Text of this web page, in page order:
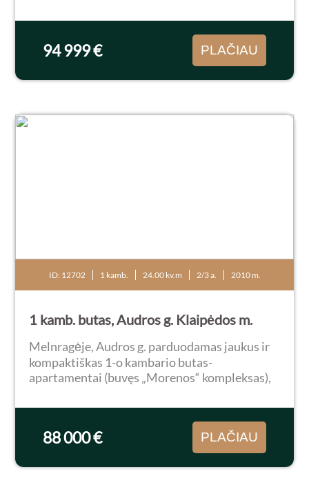
Ekonomiškas buto išlaikymas. Langai
94 999 € PLAČIAU
ID: 12702 1 kamb. 24.00 kv.m 2/3 a. 2010 m.
1 kamb. butas, Audros g. Klaipėdos m.
Melnragėje, Audros g. parduodamas jaukus ir
kompaktiškas 1-o kambario butas-
apartamentai (buvęs „Morenos“ kompleksas),
m lodžija/balkonas. Būstas pilnai ir naujai
88 000 € PLAČIAU